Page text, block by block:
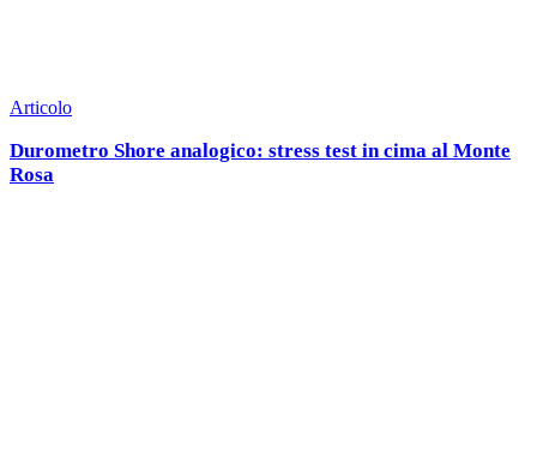
Articolo
Durometro Shore analogico: stress test in cima al Monte
Rosa